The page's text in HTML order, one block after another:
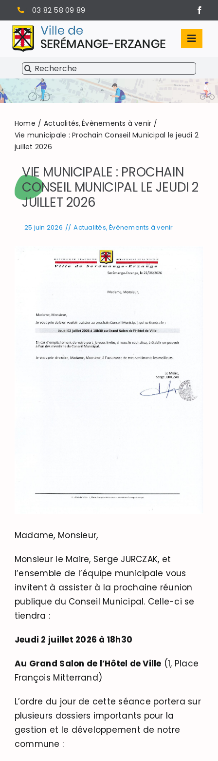
Passer
au
contenu
03 82 58 09 89
SÉRÉMANGE-ERZANGE
VIE MUNICIPALE
VIVRE À SERÉMANGE-ERZANGE
INFOS PRATIQUES
Rechercher:
Home Actualités Évènements à venir
Vie municipale : Prochain Conseil Municipal le jeudi 2
juillet 2026
VIE MUNICIPALE : PROCHAIN
CONSEIL MUNICIPAL LE JEUDI 2
JUILLET 2026
25 juin 2026 // Actualités,Évènements à venir
Madame, Monsieur,
Monsieur le Maire, Serge JURCZAK, et
l’ensemble de l’équipe municipale vous
invitent à assister à la prochaine réunion
publique du Conseil Municipal. Celle-ci se
tiendra :
Jeudi 2 juillet 2026 à 18h30
Au Grand Salon de l’Hôtel de Ville (1, Place
François Mitterrand)
L’ordre du jour de cette séance portera sur
plusieurs dossiers importants pour la
gestion et le développement de notre
commune :